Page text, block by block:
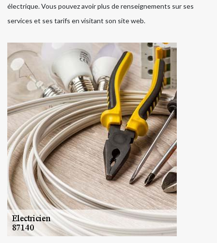
électrique. Vous pouvez avoir plus de renseignements sur ses
services et ses tarifs en visitant son site web.